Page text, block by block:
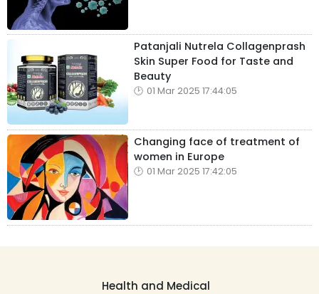
Patanjali Nutrela Collagenprash
Skin Super Food for Taste and
Beauty
01 Mar 2025 17:44:05
Changing face of treatment of
women in Europe
01 Mar 2025 17:42:05
Health and Medical